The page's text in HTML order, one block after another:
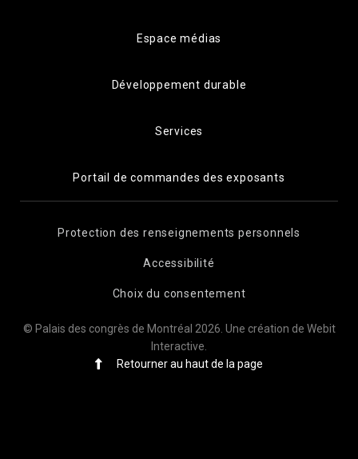
Espace médias
Développement durable
Services
Portail de commandes des exposants
Protection des renseignements personnels
Accessibilité
Choix du consentement
© Palais des congrès de Montréal 2026. Une création de Webit
Interactive
Retourner au haut de la page